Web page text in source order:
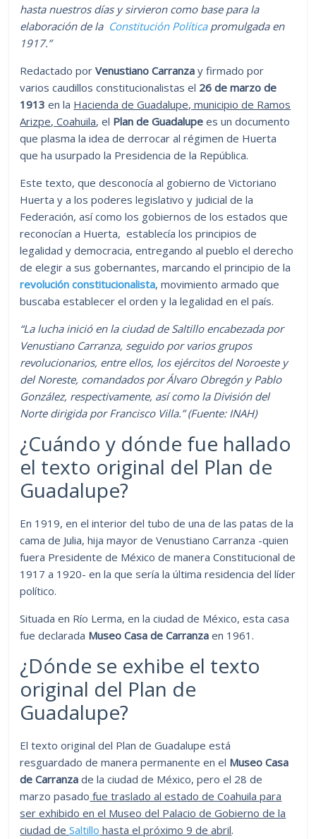
hasta nuestros días y sirvieron como base para la
elaboración de la Constitución Políticapromulgada en
1917.”
Redactado porVenustiano Carranza y firmado por
varios caudillos constitucionalistas el 26 de marzo de
1913 en la Hacienda de Guadalupe, municipio de Ramos
Arizpe, Coahuila, el Plan de Guadalupe es un documento
que plasma la idea de derrocar al régimen de Huerta
que ha usurpado la Presidencia de la República.
Este texto, que desconocía al gobierno de Victoriano
Huerta y a los poderes legislativo y judicial de la
Federación, así como los gobiernos de los estados que
reconocían a Huerta, establecía los principios de
legalidad y democracia, entregando al pueblo el derecho
de elegir a sus gobernantes, marcando el principio de la
revolución constitucionalista, movimiento armado que
buscaba establecer el orden y la legalidad en el país.
“La lucha inició en la ciudad de Saltillo encabezada por
Venustiano Carranza, seguido por varios grupos
revolucionarios, entre ellos, los ejércitos del Noroeste y
del Noreste, comandados por Álvaro Obregón y Pablo
González, respectivamente, así como la División del
Norte dirigida por Francisco Villa.” (Fuente: INAH)
¿Cuándo y dónde fue hallado
el texto original del Plan de
Guadalupe?
En 1919, en el interior del tubo de una de las patas de la
cama de Julia, hija mayor de Venustiano Carranza -quien
fuera Presidente de México de manera Constitucional de
1917 a 1920- en la que sería la última residencia del líder
político.
Situada en Río Lerma, en la ciudad de México, esta casa
fue declarada Museo Casa de Carranza en 1961.
¿Dónde se exhibe el texto
original del Plan de
Guadalupe?
El texto original del Plan de Guadalupe está
resguardado de manera permanente en el Museo Casa
de Carranza de la ciudad de México, pero el 28 de
marzo pasado fue traslado al estado de Coahuila para
ser exhibido en el Museo del Palacio de Gobierno de la
ciudad deSaltillo hasta el próximo 9 de abril.